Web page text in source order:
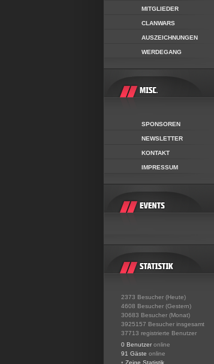
MITGLIEDER
CLANWARS
AUSZEICHNUNGEN
WERDEGANG
SPONSOREN
NEWSLETTER
KONTAKT
IMPRESSUM
2373 Besucher (Heute)
4608 Besucher (Gestern)
30683 Besucher (Monat)
3925157 Besucher insgesamt
37713 registrierte Benutzer
0 Benutzer online
91 Gäste online
• Zeige Statistik